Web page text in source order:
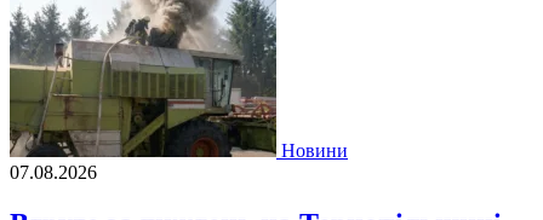
Новини
07.08.2026